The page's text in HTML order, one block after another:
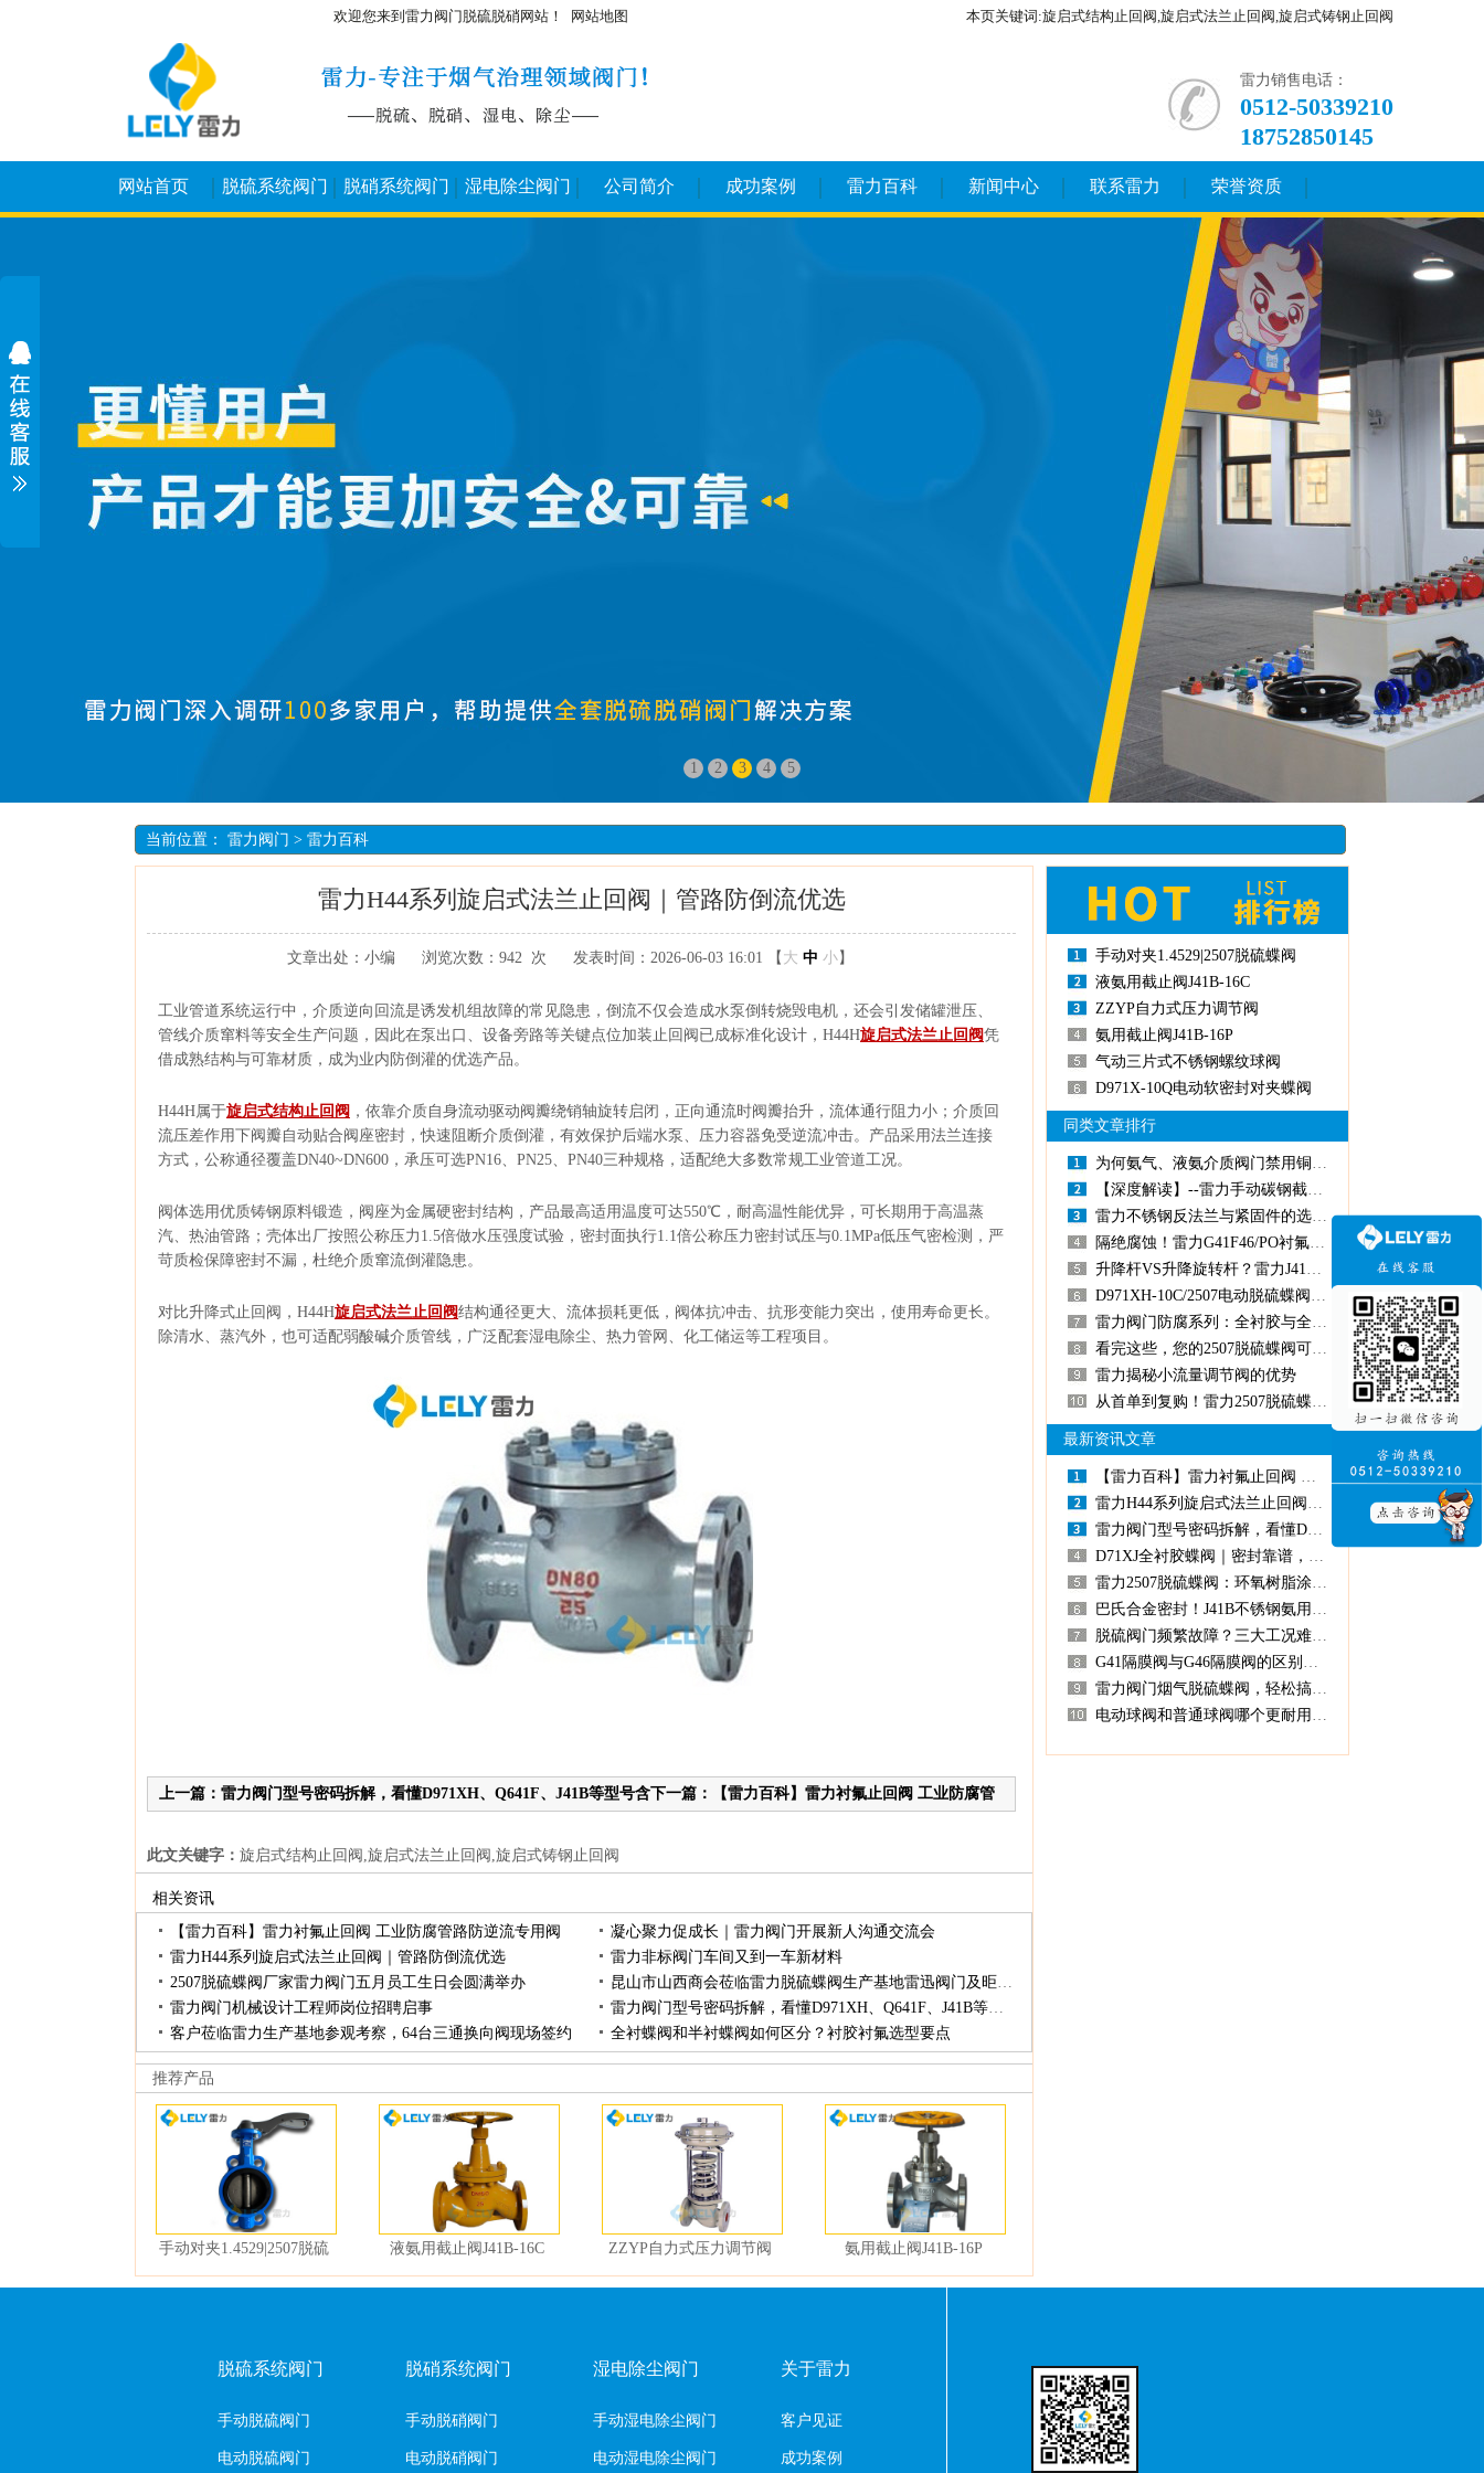
欢迎您来到雷力阀门脱硫脱硝网站！ 网站地图 本页关键词:旋启式结构止回阀,旋启式法兰止回阀,旋启式铸钢止回阀
雷力销售电话：
0512-50339210
18752850145
网站首页 脱硫系统阀门 脱硝系统阀门 湿电除尘阀门 公司简介 成功案例 雷力百科 新闻中心 联系雷力 荣誉资质
1 2 3 4 5
当前位置： 雷力阀门 > 雷力百科
雷力H44系列旋启式法兰止回阀｜管路防倒流优选
文章出处：小编 浏览次数： 942次 发表时间：2026-06-0316:01【 大 中 小】
工业管道系统运行中，介质逆向回流是诱发机组故障的常见隐患，倒流不仅会造成水泵倒转烧毁电机，还会引发储罐泄压、
管线介质窜料等安全生产问题，因此在泵出口、设备旁路等关键点位加装止回阀已成标准化设计，H44H旋启式法兰止回阀凭
借成熟结构与可靠材质，成为业内防倒灌的优选产品。
H44H属于旋启式结构止回阀 ，依靠介质自身流动驱动阀瓣绕销轴旋转启闭，正向通流时阀瓣抬升，流体通行阻力小；介质回
流压差作用下阀瓣自动贴合阀座密封，快速阻断介质倒灌，有效保护后端水泵、压力容器免受逆流冲击。产品采用法兰连接
方式，公称通径覆盖DN40~DN600，承压可选PN16、PN25、PN40三种规格，适配绝大多数常规工业管道工况。
阀体选用优质铸钢原料锻造，阀座为金属硬密封结构，产品最高适用温度可达550℃，耐高温性能优异，可长期用于高温蒸
汽、热油管路；壳体出厂按照公称压力1.5倍做水压强度试验，密封面执行1.1倍公称压力密封试压与0.1MPa低压气密检测，严
苛质检保障密封不漏，杜绝介质窜流倒灌隐患。
对比升降式止回阀，H44H旋启式法兰止回阀结构通径更大、流体损耗更低，阀体抗冲击、抗形变能力突出，使用寿命更长。
除清水、蒸汽外，也可适配弱酸碱介质管线，广泛配套湿电除尘、热力管网、化工储运等工程项目。
下一篇：【雷力百科】雷力衬氟止回阀工业防腐管
上一篇：雷力阀门型号密码拆解，看懂D971XH、Q641F、J41B等型号含
此文关键字： 旋启式结构止回阀,旋启式法兰止回阀,旋启式铸钢止回阀
相关资讯
【雷力百科】雷力衬氟止回阀工业防腐管路防逆流专用阀
凝心聚力促成长｜雷力阀门开展新人沟通交流会
雷力H44系列旋启式法兰止回阀｜管路防倒流优选
雷力非标阀门车间又到一车新材料
2507脱硫蝶阀厂家雷力阀门五月员工生日会圆满举办
昆山市山西商会莅临雷力脱硫蝶阀生产基地雷迅阀门及昛道高新产业园考察调研
雷力阀门机械设计工程师岗位招聘启事
雷力阀门型号密码拆解，看懂D971XH、Q641F、J41B等型号含义
客户莅临雷力生产基地参观考察，64台三通换向阀现场签约
全衬蝶阀和半衬蝶阀如何区分？衬胶衬氟选型要点
推荐产品
手动对夹1.4529|2507脱硫
液氨用截止阀J41B-16C ZZYP自力式压力调节阀 氨用截止阀J41B-16P
手动对夹1.4529|2507脱硫蝶阀
液氨用截止阀J41B-16C
ZZYP自力式压力调节阀
氨用截止阀J41B-16P
气动三片式不锈钢螺纹球阀
D971X-10Q电动软密封对夹蝶阀
同类文章排行
为何氨气、液氨介质阀门禁用铜材质？雷力阀门为您揭秘安全之道
【深度解读】--雷力手动碳钢截止阀J41H-16C型号代码
雷力不锈钢反法兰与紧固件的选材分析
隔绝腐蚀！雷力G41F46/PO衬氟隔膜阀守护湿电系统
升降杆VS升降旋转杆？雷力J41F46全衬氟截止阀两种运动形式解析
D971XH-10C/2507电动脱硫蝶阀常见问题及解答
雷力阀门防腐系列：全衬胶与全衬氟在脱硫脱硝工况的性能博弈及选型指南
看完这些，您的2507脱硫蝶阀可以多活两年
雷力揭秘小流量调节阀的优势
从首单到复购！雷力2507脱硫蝶阀凭实力赢得客户多次下单
最新资讯文章
【雷力百科】雷力衬氟止回阀工业防腐管路防逆流专用阀
雷力H44系列旋启式法兰止回阀｜管路防倒流优选
雷力阀门型号密码拆解，看懂D971XH、Q641F、J41B等型号含义
D71XJ全衬胶蝶阀｜密封靠谱，启闭迅速
雷力2507脱硫蝶阀：环氧树脂涂层，防腐美观双保障
巴氏合金密封！J41B不锈钢氨用截止阀杜绝跑冒滴漏
脱硫阀门频繁故障？三大工况难题这样破解
G41隔膜阀与G46隔膜阀的区别及选型要点
雷力阀门烟气脱硫蝶阀，轻松搞定冶炼尾气复杂工况
电动球阀和普通球阀哪个更耐用？雷力阀门给你讲实话
脱硫系统阀门
手动脱硫阀门
电动脱硫阀门
脱硝系统阀门
手动脱硝阀门
电动脱硝阀门
湿电除尘阀门
手动湿电除尘阀门
电动湿电除尘阀门
关于雷力
客户见证
成功案例